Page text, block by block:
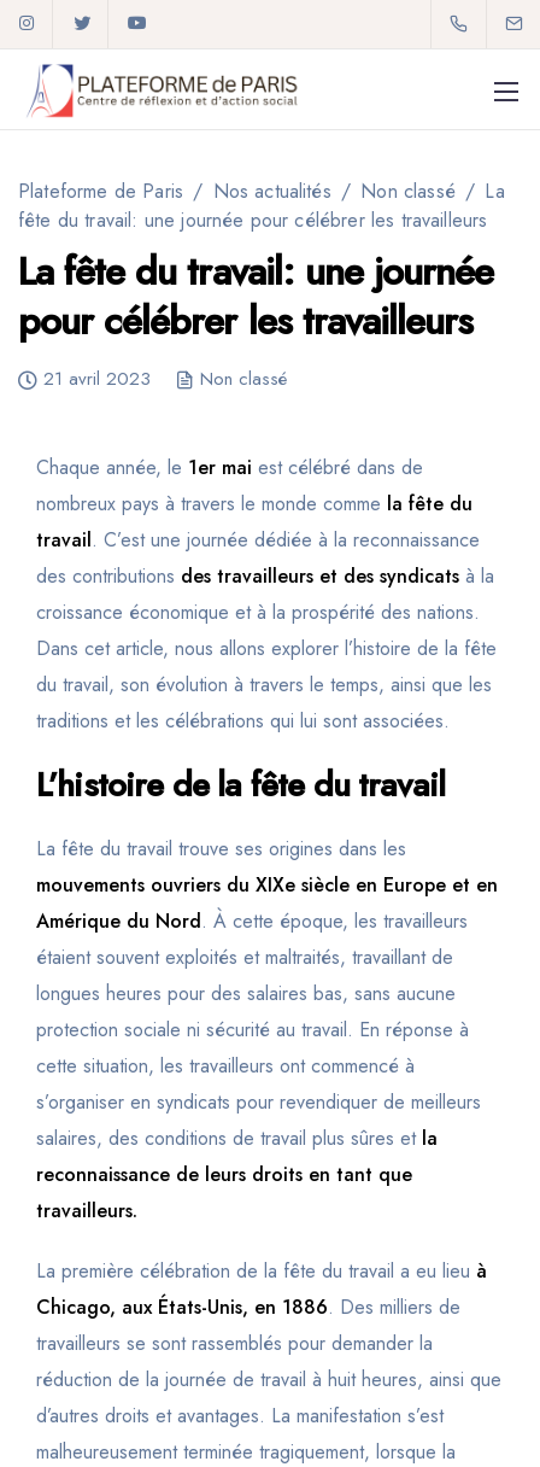
Plateforme de Paris / Nos actualités / Non classé / La
fête du travail: une journée pour célébrer les travailleurs
La fête du travail: une journée
pour célébrer les travailleurs
21 avril 2023 Non classé
Chaque année, le 1er mai est célébré dans de
nombreux pays à travers le monde comme la fête du
travail. C’est une journée dédiée à la reconnaissance
des contributions des travailleurs et des syndicats à la
croissance économique et à la prospérité des nations.
Dans cet article, nous allons explorer l’histoire de la fête
du travail, son évolution à travers le temps, ainsi que les
traditions et les célébrations qui lui sont associées.
L’histoire de la fête du travail
La fête du travail trouve ses origines dans les
mouvements ouvriers du XIXe siècle en Europe et en
Amérique du Nord. À cette époque, les travailleurs
étaient souvent exploités et maltraités, travaillant de
longues heures pour des salaires bas, sans aucune
protection sociale ni sécurité au travail. En réponse à
cette situation, les travailleurs ont commencé à
s’organiser en syndicats pour revendiquer de meilleurs
salaires, des conditions de travail plus sûres et la
reconnaissance de leurs droits en tant que
travailleurs.
La première célébration de la fête du travail a eu lieu à
Chicago, aux États-Unis, en 1886. Des milliers de
travailleurs se sont rassemblés pour demander la
réduction de la journée de travail à huit heures, ainsi que
d’autres droits et avantages. La manifestation s’est
malheureusement terminée tragiquement, lorsque la
01 72 59 92 34
plateforme2paris@gmail.com